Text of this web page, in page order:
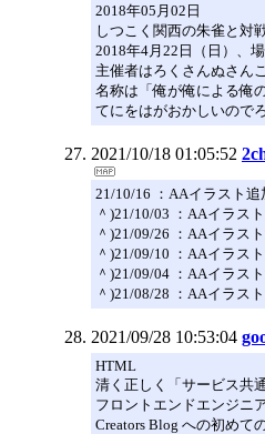
2018年05月02日
しつこく関西の朱雀と対
2018年4月22日（日）、
主催者はろくさんぬさん
名称は「俺が俺による俺
てにをはがおかしいので
2021/10/18 01:05:52
21/10/16 ：AAイラスト
＾)21/10/03 ：AAイラス
＾)21/09/26 ：AAイラス
＾)21/09/10 ：AAイラス
＾)21/09/04 ：AAイラス
＾)21/08/28 ：AAイラス
2021/09/28 10:53:04
HTML
清く正しく「サービス共
フロントエンドエンジニ
Creators Blog への初めて